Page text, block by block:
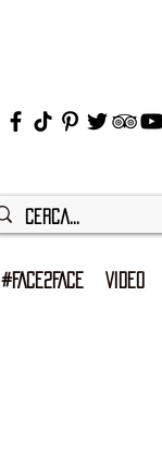
#FACE2FACE VIDEO